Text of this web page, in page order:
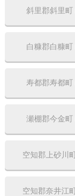
斜里郡斜里町
白糠郡白糠町
寿都郡寿都町
瀬棚郡今金町
空知郡上砂川
空知郡奈井江